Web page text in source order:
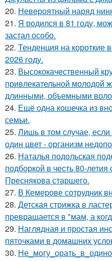
20. Невероятный наряд
21. Я родился в 81 году,
застал особо.
22. Тенденция на короткие
2026 году.
23. Высококачественный
привлекательной молодой
длинными, объемными
24. Ещё одна кошечка из
семьи.
25. Лишь в том случае,
один цвет - организм
26. Наталья подольская
подборкой в честь 80-
Преснякова старшего.
27. В Кемерове сотрудник
28. Детская стрижка в
превращается в "мам, а
29. Наглядная и простая
пяточками в домашних
30.